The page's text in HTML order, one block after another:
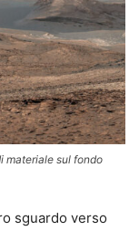
materiale sul fondo
sguardo verso